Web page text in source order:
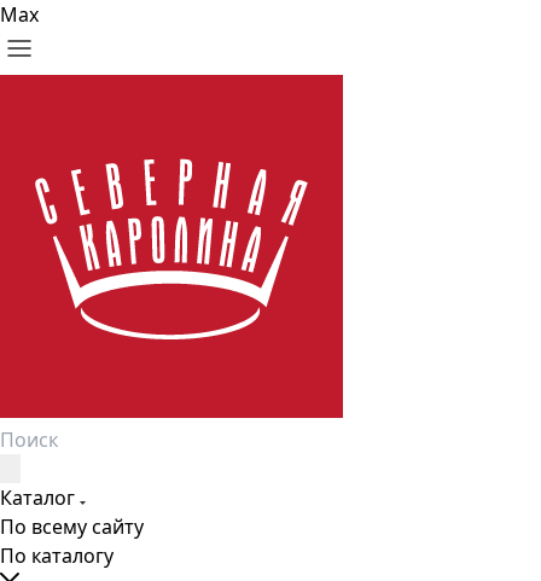
Max
Каталог
По всему сайту
По каталогу